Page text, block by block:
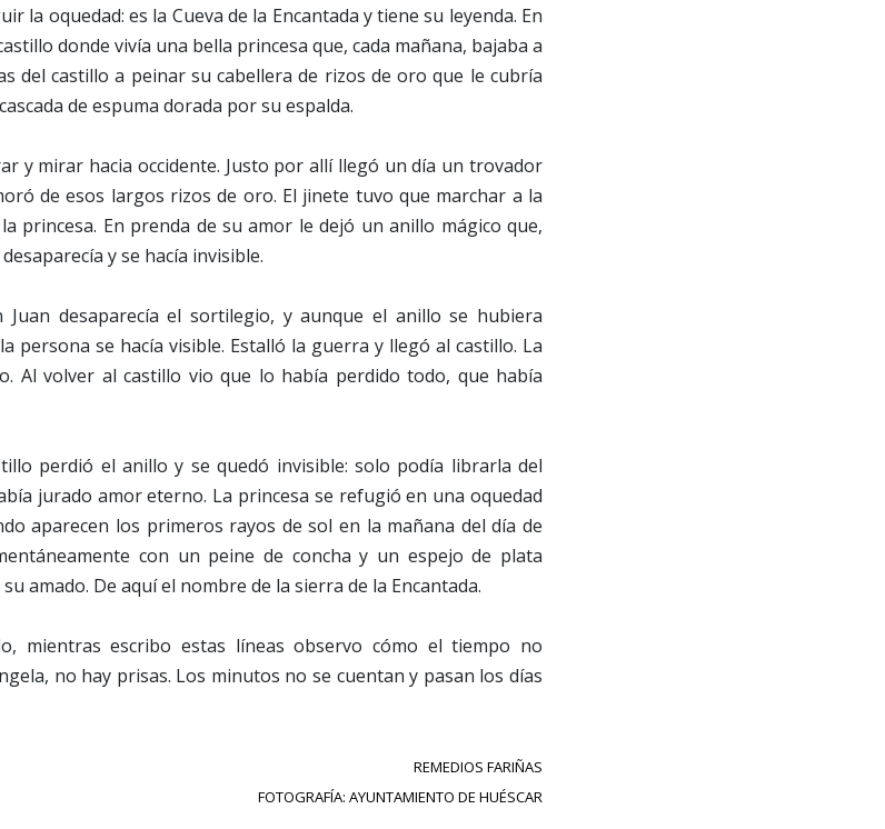
la oquedad: es la Cueva de la Encantada y tiene su leyenda. En
donde vivía una bella princesa que, cada mañana, bajaba a
del castillo a peinar su cabellera de rizos de oro que le cubría
de espuma dorada por su espalda.
y mirar hacia occidente. Justo por allí llegó un día un trovador
de esos largos rizos de oro. El jinete tuvo que marchar a la
princesa. En prenda de su amor le dejó un anillo mágico que,
y se hacía invisible.
Juan desaparecía el sortilegio, y aunque el anillo se hubiera
persona se hacía visible. Estalló la guerra y llegó al castillo. La
Al volver al castillo vio que lo había perdido todo, que había
perdió el anillo y se quedó invisible: solo podía librarla del
jurado amor eterno. La princesa se refugió en una oquedad
aparecen los primeros rayos de sol en la mañana del día de
con un peine de concha y un espejo de plata
amado. De aquí el nombre de la sierra de la Encantada.
mientras escribo estas líneas observo cómo el tiempo no
no hay prisas. Los minutos no se cuentan y pasan los días
REMEDIOS FARIÑAS
FOTOGRAFÍA: AYUNTAMIENTO DE HUÉSCAR